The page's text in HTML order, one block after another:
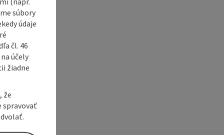
súbory
údaje
čl. 46
účely
žiadne
že
spravovať